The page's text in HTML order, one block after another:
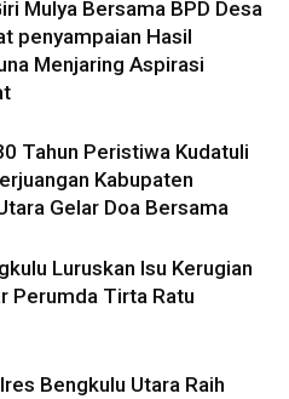
Mulya Bersama BPD Desa
penyampaian Hasil
Menjaring Aspirasi
Tahun Peristiwa Kudatuli
Kabupaten
Gelar Doa Bersama
Luruskan Isu Kerugian
Perumda Tirta Ratu
Bengkulu Utara Raih